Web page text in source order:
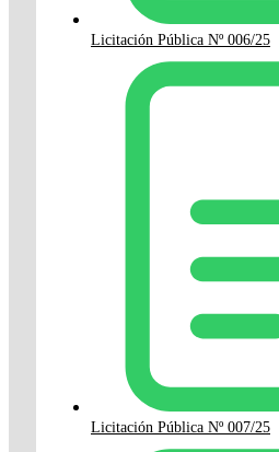
Licitación Pública Nº 006/25
Licitación Pública Nº 007/25